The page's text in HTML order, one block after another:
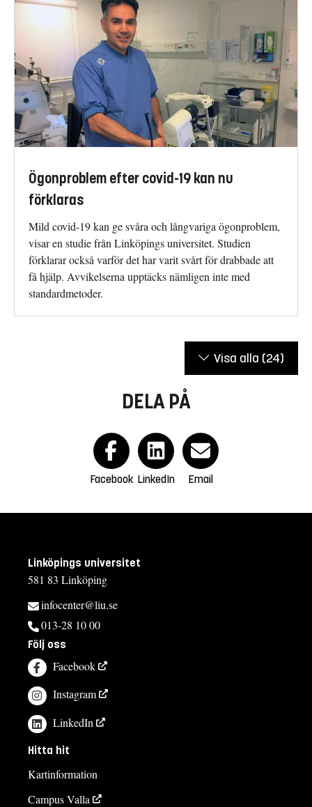
Ögonproblem efter covid-19 kan nu
förklaras
Mild covid-19 kan ge svåra och långvariga ögonproblem,
visar en studie från Linköpings universitet. Studien
förklarar också varför det har varit svårt för drabbade att
få hjälp. Avvikelserna upptäcks nämligen inte med
standardmetoder.
Visa alla (24)
DELA PÅ
Facebook LinkedIn Email
Linköpings universitet
581 83 Linköping
infocenter@liu.se
013-28 10 00
Följ oss
Facebook
Instagram
LinkedIn
Hitta hit
Kartinformation
Campus Valla